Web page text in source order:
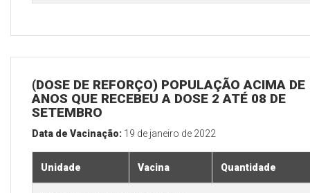
(DOSE DE REFORÇO) POPULAÇÃO ACIMA DE
ANOS QUE RECEBEU A DOSE 2 ATÉ 08 DE
SETEMBRO
Data de Vacinação: 19 de janeiro de 2022
Unidade Vacina Quantidade